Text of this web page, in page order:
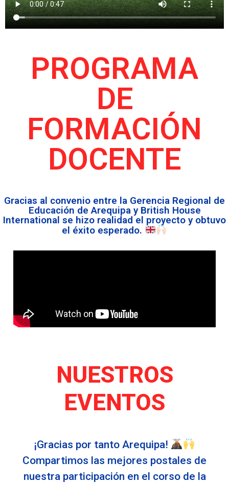
PROGRAMA
DE
FORMACIÓN
DOCENTE
Gracias al convenio entre la Gerencia Regional de
Educación de Arequipa y British House
International se hizo realidad el proyecto y obtuvo
el éxito esperado.
NUESTROS
EVENTOS
¡Gracias por tanto Arequipa!
Compartimos las mejores postales de
nuestra participación en el corso de la